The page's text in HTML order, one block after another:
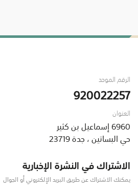
الرقم الموحد
920022257
العنوان
6960 إسماعيل بن كثير
حي البساتين ، جدة 23719
الاشتراك في النشرة الإخبارية
يمكنك الاشتراك عن طريق البريد الإلكتروني أو الجوال